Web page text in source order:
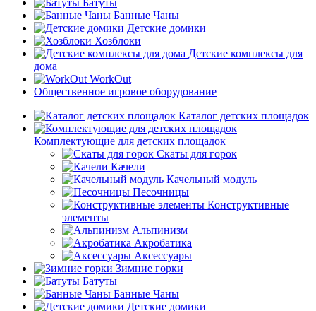
Батуты
Банные Чаны
Детские домики
Хозблоки
Детские комплексы для
дома
WorkOut
Общественное игровое оборудование
Каталог детских площадок
Комплектующие для детских площадок
Скаты для горок
Качели
Качельный модуль
Песочницы
Конструктивные
элементы
Альпинизм
Акробатика
Аксессуары
Зимние горки
Батуты
Банные Чаны
Детские домики